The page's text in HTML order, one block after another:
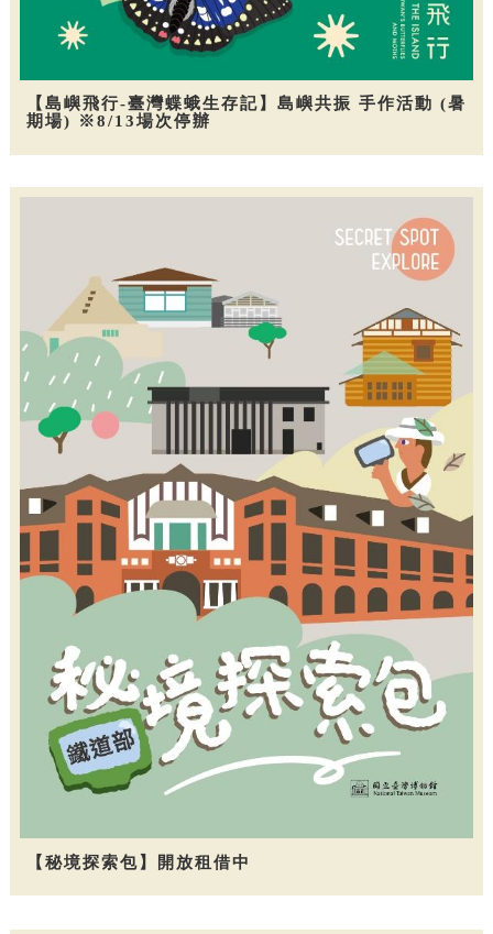
【島嶼飛行-臺灣蝶蛾生存記】島嶼共振 手作活動 (暑
期場) ※8/13場次停辦
【秘境探索包】開放租借中